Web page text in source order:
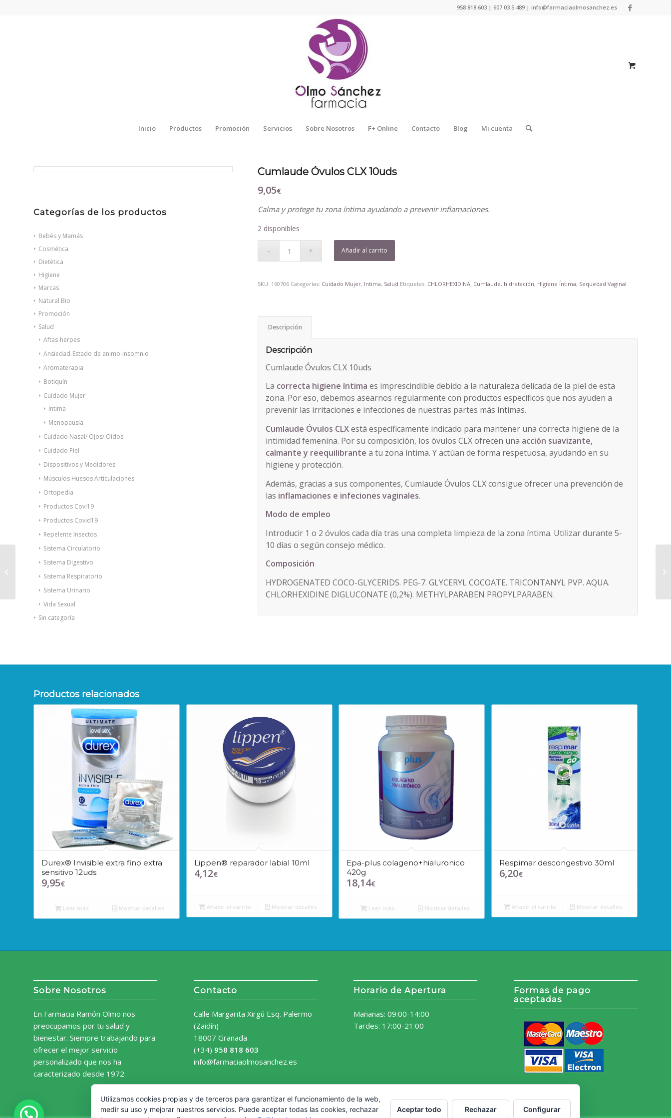
958 818 603 | 607 03 5 489 | info@farmaciaolmosanchez.es
Inicio Productos Promoción Servicios Sobre Nosotros F+ Online Contacto Blog Mi cuenta
Categorías de los productos
Bebés y Mamás
Cosmética
Dietética
Higiene
Marcas
Natural Bio
Promoción
Salud
Aftas-herpes
Ansiedad-Estado de animo-Insomnio
Aromaterapia
Botiquín
Cuidado Mujer
Intima
Menopausia
Cuidado Nasal/ Ojos/ Oidos
Cuidado Piel
Dispositivos y Medidores
Músculos Huesos Articulaciones
Ortopedia
Productos Covi19
Productos Covid19
Repelente Insectos
Sistema Circulatorio
Sistema Digestivo
Sistema Respiratorio
Sistema Urinario
Vida Sexual
Sin categoría
Cumlaude Óvulos CLX 10uds
9,05€
Calma y protege tu zona íntima ayudando a prevenir inflamaciones.
2 disponibles
Añadir al carrito
SKU: 160706 Categorías: Cuidado Mujer, Intima, Salud Etiquetas: CHLORHEXIDINA, Cumlaude, hidratación, Higiene Íntima, Sequedad Vaginal
Descripción
Descripción
Cumlaude Óvulos CLX 10uds
La correcta higiene íntima es imprescindible debido a la naturaleza delicada de la piel de esta
zona. Por eso, debemos asearnos regularmente con productos específicos que nos ayuden a
prevenir las irritaciones e infecciones de nuestras partes más íntimas.
Cumlaude Óvulos CLXestá específicamente indicado para mantener una correcta higiene de la
intimidad femenina. Por su composición, los óvulos CLX ofrecen una acción suavizante,
calmante y reequilibrante a tu zona íntima. Y actúan de forma respetuosa, ayudando en su
higiene y protección.
Además, gracias a sus componentes, Cumlaude Óvulos CLX consigue ofrecer una prevención de
las inflamaciones e infeciones vaginales.
Modo de empleo
Introducir 1 o 2 óvulos cada día tras una completa limpieza de la zona íntima. Utilizar durante 5-
10 días o según consejo médico.
Composición
HYDROGENATED COCO-GLYCERIDS. PEG-7. GLYCERYL COCOATE. TRICONTANYL PVP. AQUA.
CHLORHEXIDINE DIGLUCONATE (0,2%). METHYLPARABEN PROPYLPARABEN.
Productos relacionados
Durex® Invisible extra fino extra
sensitivo 12uds
9,95€
Leer más Mostrar detalles
Lippen® reparador labial 10ml
4,12€
Añadir al carrito Mostrar detalles
Epa-plus colageno+hialuronico
420g
18,14€
Leer más Mostrar detalles
Respimar descongestivo 30ml
6,20€
Añadir al carrito Mostrar detalles
Sobre Nosotros
En Farmacia Ramón Olmo nos
preocupamos por tu salud y
bienestar. Siempre trabajando para
ofrecer el mejor servicio
personalizado que nos ha
caracterizado desde 1972.
Contacto
Calle Margarita Xirgú Esq. Palermo
(Zaidín)
18007 Granada
(+34) 958 818 603
info@farmaciaolmosanchez.es
Horario de Apertura
Mañanas: 09:00-14:00
Tardes: 17:00-21:00
Formas de pago
aceptadas
Mussvital decolorante
Utilizamos cookies propias y de terceros para garantizar el funcionamiento de la web,
medir su uso y mejorar nuestros servicios. Puede aceptar todas las cookies, rechazar
Aceptar todo Rechazar Configurar